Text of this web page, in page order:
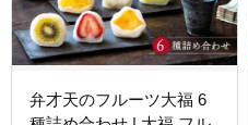
弁才天のフルーツ大福 6